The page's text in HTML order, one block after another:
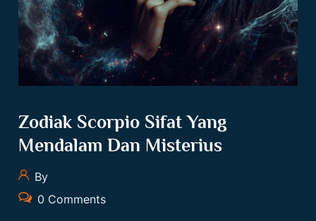
Zodiak Scorpio Sifat Yang
Mendalam Dan Misterius
By
0 Comments